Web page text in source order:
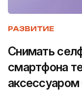
РАЗВИТИЕ
Снимать
смартфона
аксессуаром